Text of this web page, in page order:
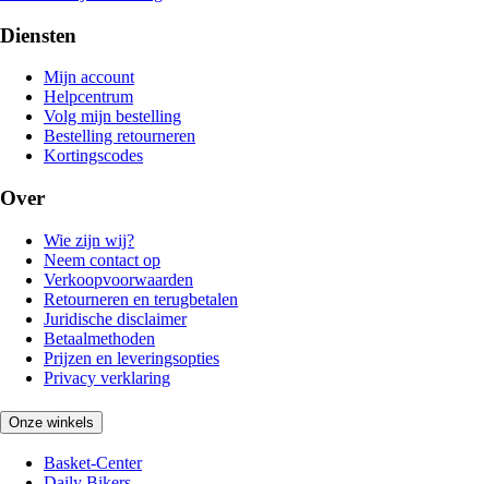
Diensten
Mijn account
Helpcentrum
Volg mijn bestelling
Bestelling retourneren
Kortingscodes
Over
Wie zijn wij?
Neem contact op
Verkoopvoorwaarden
Retourneren en terugbetalen
Juridische disclaimer
Betaalmethoden
Prijzen en leveringsopties
Privacy verklaring
Onze winkels
Basket-Center